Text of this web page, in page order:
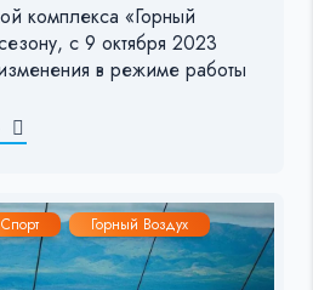
комплекса «Горный
с 9 октября 2023
в режиме работы
Спорт Горный Воздух